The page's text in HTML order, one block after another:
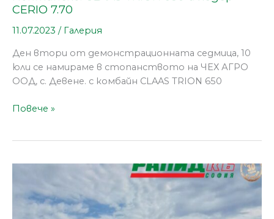
CERIO 7.70
11.07.2023 / Галерия
Ден втори от демонстрационната седмица, 10
юли се намираме в стопанството на ЧЕХ АГРО
ООД, с. Девене. с комбайн CLAAS TRION 650
Повече »
демонстрациите